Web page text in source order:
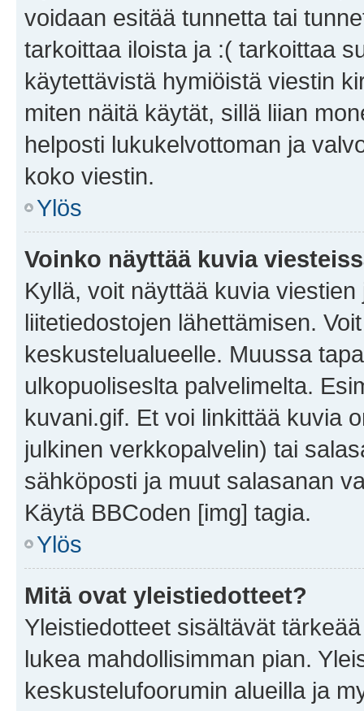
voidaan esitää tunnetta tai
tarkoittaa iloista ja :( tarkoittaa
käytettävistä hymiöistä viestin
miten näitä käytät, sillä liian
helposti lukukelvottoman ja
koko viestin.
Ylös
Voinko näyttää kuvia
Kyllä, voit näyttää kuvia
liitetiedostojen lähettämisen.
keskustelualueelle. Muussa
ulkopuoliseslta palvelimelta.
kuvani.gif. Et voi linkittää kuvia
julkinen verkkopalvelin) tai
sähköposti ja muut salasanan
Käytä BBCoden [img] tagia.
Ylös
Mitä ovat yleistiedotteet?
Yleistiedotteet sisältävät
lukea mahdollisimman pian.
keskustelufoorumin alueilla ja